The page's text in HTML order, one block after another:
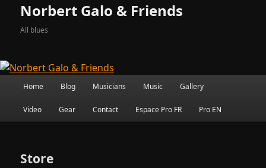
Norbert Galo & Friends
All blues
Menu
Home Blog Musicians Music Gallery
Video Gear Contact Espace Pro FR Pro EN
Store